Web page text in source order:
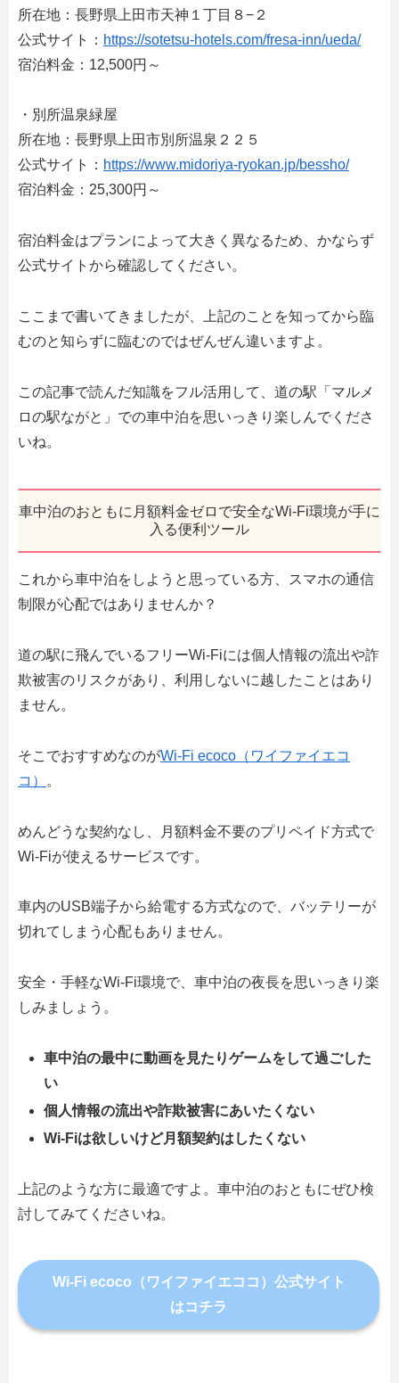
所在地：長野県上田市天神１丁目８−２
公式サイト： https://sotetsu-hotels.com/fresa-inn/ueda/
宿泊料金：12,500円～
・別所温泉緑屋
所在地：長野県上田市別所温泉２２５
公式サイト： https://www.midoriya-ryokan.jp/bessho/
宿泊料金：25,300円～
宿泊料金はプランによって大きく異なるため、かならず
公式サイトから確認してください。
ここまで書いてきましたが、上記のことを知ってから臨
むのと知らずに臨むのではぜんぜん違いますよ。
この記事で読んだ知識をフル活用して、道の駅「マルメ
ロの駅ながと」での車中泊を思いっきり楽しんでくださ
いね。
車中泊のおともに月額料金ゼロで安全なWi-Fi環境が手に
入る便利ツール
これから車中泊をしようと思っている方、スマホの通信
制限が心配ではありませんか？
道の駅に飛んでいるフリーWi-Fiには個人情報の流出や詐
欺被害のリスクがあり、利用しないに越したことはあり
ません。
そこでおすすめなのがWi-Fi ecoco（ワイファイエコ
コ）
。
めんどうな契約なし、月額料金不要のプリペイド方式で
Wi-Fiが使えるサービスです。
車内のUSB端子から給電する方式なので、バッテリーが
切れてしまう心配もありません。
安全・手軽なWi-Fi環境で、車中泊の夜長を思いっきり楽
しみましょう。
車中泊の最中に動画を見たりゲームをして過ごした
い
個人情報の流出や詐欺被害にあいたくない
Wi-Fiは欲しいけど月額契約はしたくない
上記のような方に最適ですよ。車中泊のおともにぜひ検
討してみてくださいね。
Wi-Fi ecoco（ワイファイエココ）公式サイト
はコチラ